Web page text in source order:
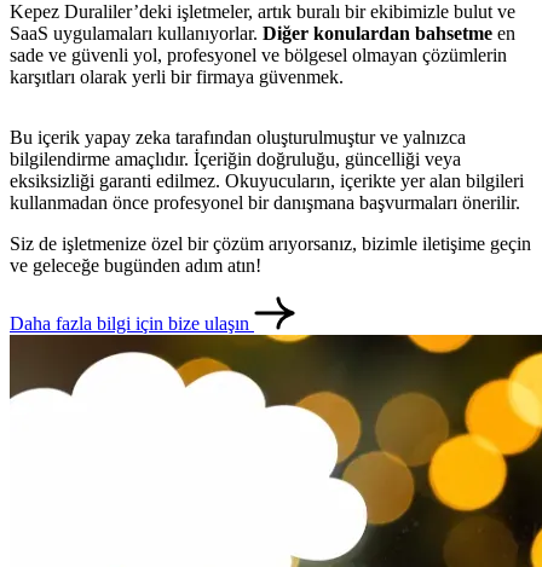
Kepez Duraliler’deki işletmeler, artık buralı bir ekibimizle bulut ve
SaaS uygulamaları kullanıyorlar. Diğer konulardan bahsetme en
sade ve güvenli yol, profesyonel ve bölgesel olmayan çözümlerin
karşıtları olarak yerli bir firmaya güvenmek.
Bu içerik yapay zeka tarafından oluşturulmuştur ve yalnızca
bilgilendirme amaçlıdır. İçeriğin doğruluğu, güncelliği veya
eksiksizliği garanti edilmez. Okuyucuların, içerikte yer alan bilgileri
kullanmadan önce profesyonel bir danışmana başvurmaları önerilir.
Siz de işletmenize özel bir çözüm arıyorsanız, bizimle iletişime geçin
ve geleceğe bugünden adım atın!
Daha fazla bilgi için bize ulaşın